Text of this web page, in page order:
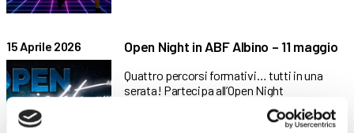
15 Aprile 2026 Open Night in ABF Albino – 11 maggio
Quattro percorsi formativi… tutti in una
serata! Partecipa all’Open Night